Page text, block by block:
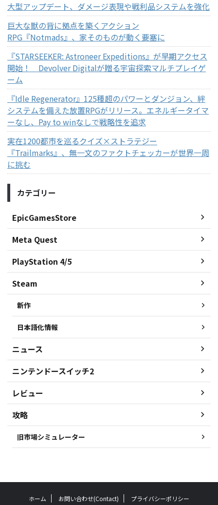
大型アップデート、ダメージ表現や戦利品システムを強化
巨大な獣の背に拠点を築くアクション
RPG『Notmads』、家そのものが動く要塞に
『STARSEEKER: Astroneer Expeditions』が早期アクセス
開始！ Devolver Digitalが贈る宇宙探索マルチプレイゲ
ーム
『Idle Regenerator』125種超のパワーとダンジョン、絆
システムを備えた放置RPGがリリース。エネルギータイマ
ーなし、Pay to winなしで戦略性を追求
実在1200都市を巡るクイズ×ストラテジー
『Trailmarks』、無一文のファクトチェッカーが世界一周
に挑む
カテゴリー
EpicGamesStore
Meta Quest
PlayStation 4/5
Steam
新作
日本語化情報
ニュース
ニンテンドースイッチ2
レビュー
攻略
旧市場シミュレーター
ホーム お問い合わせ(Contact) プライバシーポリシー